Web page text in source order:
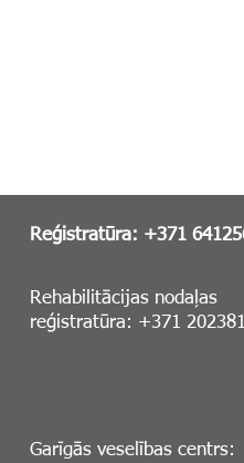
Reģistratūra: +371
Rehabilitācijas nodaļas
reģistratūra: +371
Garīgās veselības centrs: